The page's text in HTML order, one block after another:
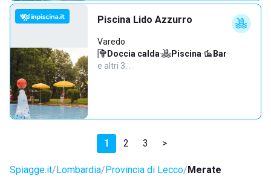
Piscina Lido Azzurro
Varedo
Doccia calda· Piscina· Bar·
e altri 3…
1 2 3 >
Spiagge.it Lombardia Provincia di Lecco Merate